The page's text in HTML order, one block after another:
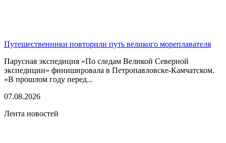
Путешественники повторили путь великого мореплавателя
Парусная экспедиция «По следам Великой Северной
экспедиции» финишировала в Петропавловске-Камчатском.
«В прошлом году перед...
07.08.2026
Лента новостей